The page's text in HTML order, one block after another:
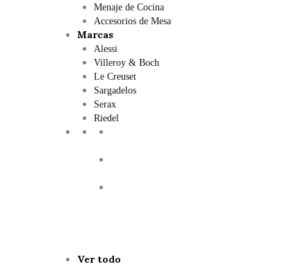
Menaje de Cocina
Accesorios de Mesa
Marcas
Alessi
Villeroy & Boch
Le Creuset
Sargadelos
Serax
Riedel
Ver todo